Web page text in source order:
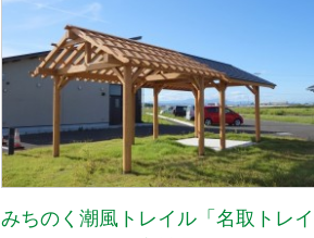
みちのく潮風トレイル「名取トレイ